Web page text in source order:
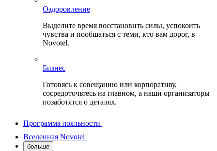
Оздоровление
Выделите время восстановить силы, успокоить
чувства и пообщаться с теми, кто вам дорог, в
Novotel.
Бизнес
Готовясь к совещанию или корпоративу,
сосредоточьтесь на главном, а наши организаторы
позаботятся о деталях.
Программа лояльности
Вселенная Novotel
больше